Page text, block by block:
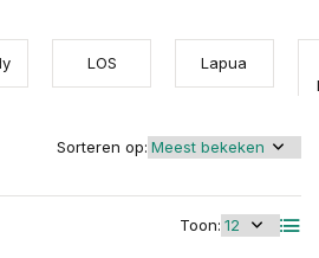
LOS
Lapua
Toon:
Sorteren op: